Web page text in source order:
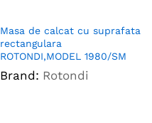
Masa de calcat cu suprafata
rectangulara
ROTONDI,MODEL 1980/SM
Brand: Rotondi